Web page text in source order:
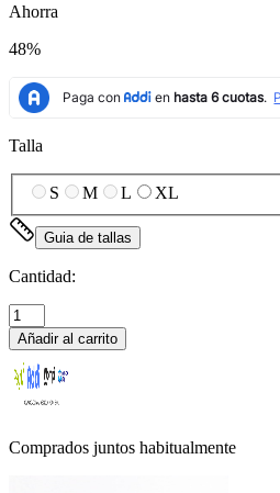
Ahorra
48%
Talla
S M L XL
Guia de tallas
Cantidad:
Añadir al carrito
Comprados juntos habitualmente